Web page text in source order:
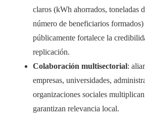
claros (kWh ahorrados, toneladas
número de beneficiarios
públicamente fortalece la
replicación.
Colaboración multisectorial:
empresas, universidades,
organizaciones sociales
garantizan relevancia local.